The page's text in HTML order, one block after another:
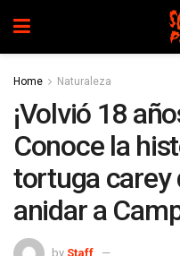
Home Naturaleza
¡Volvió 18
Conoce la
tortuga carey
anidar a
by Staff